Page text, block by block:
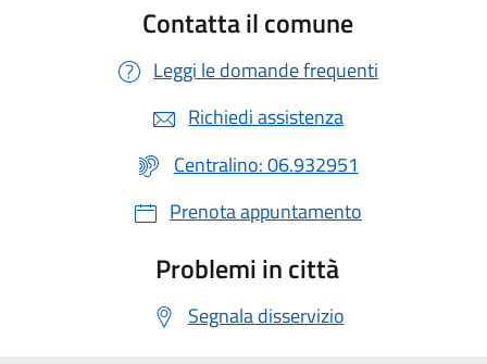
Contatta il comune
Leggi le domande frequenti
Richiedi assistenza
Centralino: 06.932951
Prenota appuntamento
Problemi in città
Segnala disservizio